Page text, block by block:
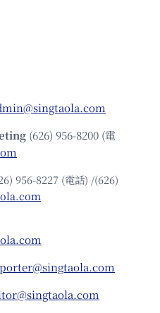
(626) 956-8200 (電
956-8227 (電話) /(626)